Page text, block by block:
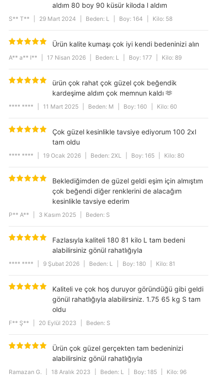
aldım 80 boy 90 küsür kiloda l aldım
S** T** 29 Mart 2024 Beden: L Boy: 164 Kilo: 58
Ürün kalite kumaşı çok iyi kendi bedeninizi alın
A** a** I** 17 Nisan 2026 Beden: L Boy: 177 Kilo: 89
ürün çok rahat çok güzel çok beğendik
kardeşime aldım çok memnun kaldı 🫶
**** **** 11 Mart 2025 Beden: M Boy: 160 Kilo: 60
Çok güzel kesinlikle tavsiye ediyorum 100 2xl
tam oldu
**** **** 19 Ocak 2026 Beden: 2XL Boy: 165 Kilo: 80
Beklediğimden de güzel geldi eşim için almıştım
çok beğendi diğer renklerini de alacağım
kesinlikle tavsiye ederim
P** A** 3 Kasım 2025 Beden: S
Fazlasıyla kaliteli 180 81 kilo L tam bedeni
alabilirsiniz gönül rahatlığıyla
**** **** 9 Şubat 2026 Beden: L Boy: 180 Kilo: 81
Kaliteli ve çok hoş duruyor göründüğü gibi geldi
gönül rahatlığıyla alabilirsiniz. 1.75 65 kg S tam
oldu
F** Ş** 20 Eylül 2023 Beden: S
Ürün çok güzel gerçekten tam bedeninizi
alabilirsiniz gönül rahatlığıyla
Ramazan G. 18 Aralık 2023 Beden: L Boy: 185 Kilo: 96